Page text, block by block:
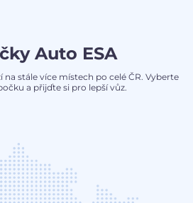
Auto ESA
na stále více místech po celé ČR. Vyberte
a přijďte si pro lepší vůz.